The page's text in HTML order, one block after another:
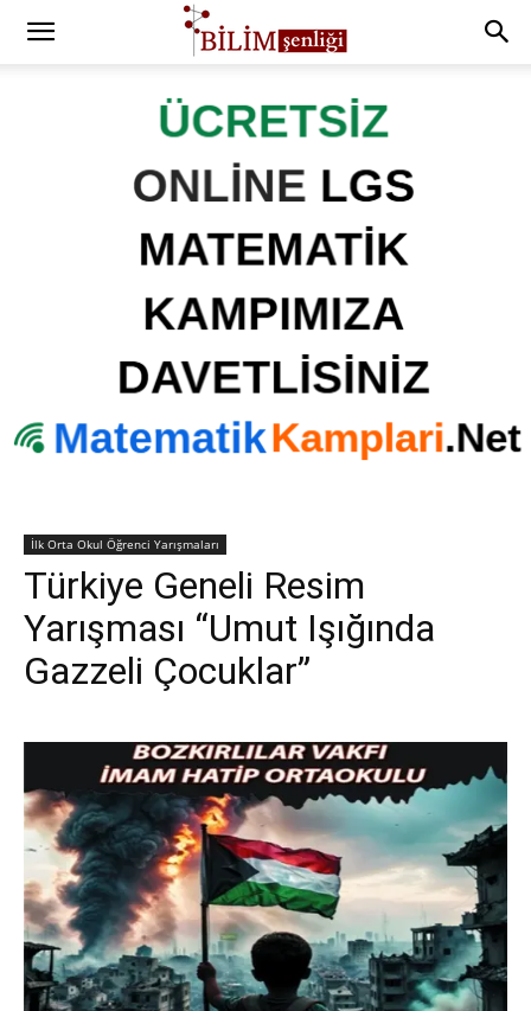
İlk Orta Okul Öğrenci Yarışmaları
Türkiye Geneli Resim
Yarışması “Umut Işığında
Gazzeli Çocuklar”